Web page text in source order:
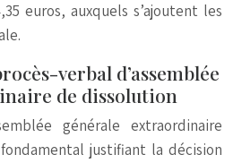
euros, auxquels s’ajoutent les
verbal d’assemblée
de dissolution
générale extraordinaire
justifiant la décision